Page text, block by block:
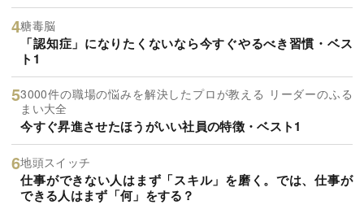
糖毒脳
「認知症」になりたくないなら今すぐやるべき習慣・ベス
ト1
3000件の職場の悩みを解決したプロが教える リーダーのふる
まい大全
今すぐ昇進させたほうがいい社員の特徴・ベスト1
地頭スイッチ
仕事ができない人はまず「スキル」を磨く。では、仕事が
できる人はまず「何」をする？